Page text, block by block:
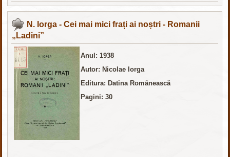
N. Iorga - Cei mai mici frați ai noștri - Romanii
„Ladini”
Anul: 1938
Autor: Nicolae Iorga
Editura: Datina Românească
Pagini: 30